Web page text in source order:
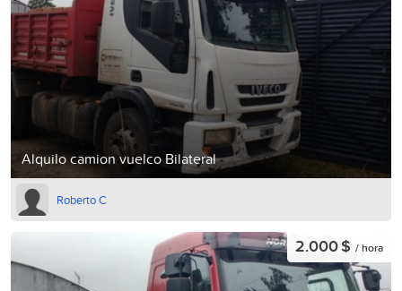
Alquilo camion vuelco Bilateral
Roberto C
2.000 $ / hora